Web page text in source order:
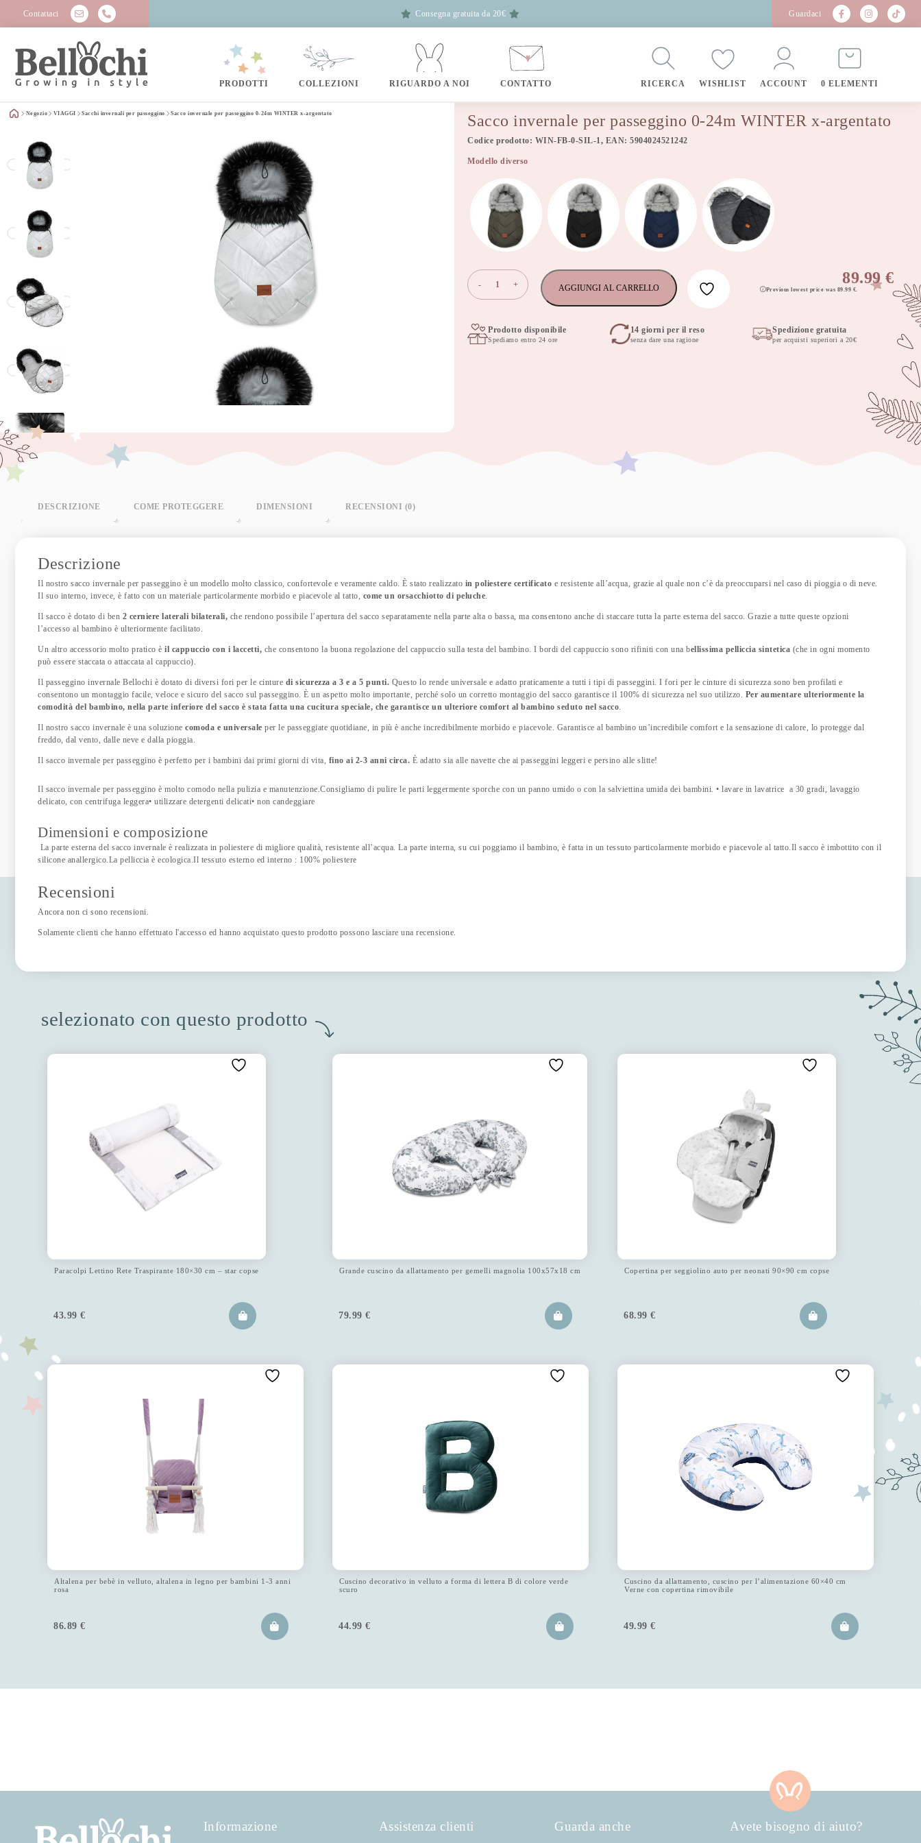
Contattaci Consegna gratuita da 20€ Guardaci
PRODOTTI COLLEZIONI RIGUARDO A NOI CONTATTO RICERCA WISHLIST ACCOUNT 0 ELEMENTI
Negozio VIAGGI Sacchi invernali per passeggino Sacco invernale per passeggino 0-24m WINTER x-argentato Sacco invernale per passeggino 0-24m WINTER x-argentato
Codice prodotto: WIN-FB-0-SIL-1, EAN: 5904024521242
Modello diverso
-
Sacco
0-
24m
+ AGGIUNGI AL CARRELLO
89.99€
Previous lowest price was 89.99 €.
Prodotto disponibile
Spediamo entro 24 ore
14 giorni per il reso
senza dare una ragione
Spedizione gratuita
per acquisti superiori a 20€
DESCRIZIONE COME PROTEGGERE DIMENSIONI RECENSIONI (0)
Descrizione
Il nostro sacco invernale per passeggino è un modello molto classico, confortevole e veramente caldo. È stato realizzato in poliestere certificato e resistente all’acqua, grazie al quale non c’è da preoccuparsi nel caso di pioggia o di neve.
Il suo interno, invece, è fatto con un materiale particolarmente morbido e piacevole al tatto, come un orsacchiotto di peluche.
Il sacco è dotato di ben 2 cerniere laterali bilaterali, che rendono possibile l’apertura del sacco separatamente nella parte alta o bassa, ma consentono anche di staccare tutta la parte esterna del sacco. Grazie a tutte queste opzioni
l’accesso al bambino è ulteriormente facilitato.
Un altro accessorio molto pratico èil cappuccio con i laccetti, che consentono la buona regolazione del cappuccio sulla testa del bambino. I bordi del cappuccio sono rifiniti con una bellissima pelliccia sintetica (che in ogni momento
può essere staccata o attaccata al cappuccio).
Il passeggino invernale Bellochi è dotato di diversi fori per le cinture di sicurezza a 3 e a 5 punti. Questo lo rende universale e adatto praticamente a tutti i tipi di passeggini. I fori per le cinture di sicurezza sono ben profilati e
consentono un montaggio facile, veloce e sicuro del sacco sul passeggino. È un aspetto molto importante, perché solo un corretto montaggio del sacco garantisce il 100% di sicurezza nel suo utilizzo. Per aumentare ulteriormente la
comodità del bambino, nella parte inferiore del sacco è stata fatta una cucitura speciale, che garantisce un ulteriore comfort al bambino seduto nel sacco.
Il nostro sacco invernale è una soluzionecomoda e universale per le passeggiate quotidiane, in più è anche incredibilmente morbido e piacevole. Garantisce al bambino un’incredibile comfort e la sensazione di calore, lo protegge dal
freddo, dal vento, dalle neve e dalla pioggia.
Il sacco invernale per passeggino è perfetto per i bambini dai primi giorni di vita, fino ai 2-3 anni circa. È adatto sia alle navette che ai passeggini leggeri e persino alle slitte!
Il sacco invernale per passeggino è molto comodo nella pulizia e manutenzione.Consigliamo di pulire le parti leggermente sporche con un panno umido o con la salviettina umida dei bambini. • lavare in lavatrice a 30 gradi, lavaggio
delicato, con centrifuga leggera• utilizzare detergenti delicati• non candeggiare
Dimensioni e composizione
La parte esterna del sacco invernale è realizzata in poliestere di migliore qualità, resistente all’acqua. La parte interna, su cui poggiamo il bambino, è fatta in un tessuto particolarmente morbido e piacevole al tatto.Il sacco è imbottito con il
silicone anallergico.La pelliccia è ecologica.Il tessuto esterno ed interno : 100% poliestere
Recensioni
Ancora non ci sono recensioni.
Solamente clienti che hanno effettuato l'accesso ed hanno acquistato questo prodotto possono lasciare una recensione.
selezionato con questo prodotto
Paracolpi Lettino Rete Traspirante 180×30 cm – star copse
43.99 €
Grande cuscino da allattamento per gemelli magnolia 100x57x18 cm
79.99 €
Copertina per seggiolino auto per neonati 90×90 cm copse
68.99 €
Altalena per bebè in velluto, altalena in legno per bambini 1-3 anni
rosa
86.89 €
Cuscino decorativo in velluto a forma di lettera B di colore verde
scuro
44.99 €
Cuscino da allattamento, cuscino per l’alimentazione 60×40 cm
Verne con copertina rimovibile
49.99 €
Informazione Assistenza clienti Guarda anche Avete bisogno di aiuto?